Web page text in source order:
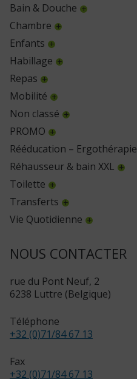
Bain & Douche
Chambre
Enfants
Habillage
Repas
Mobilité
Non classé
PROMO
Rééducation – Ergothérapie
Réhausseur & bain XXL
Toilette
Transferts
Vie Quotidienne
NOUS CONTACTER
rue du Pont Neuf, 2
6238 Luttre (Belgique)
Téléphone
+32 (0)71/84 67 13
Fax
+32 (0)71/84 67 13